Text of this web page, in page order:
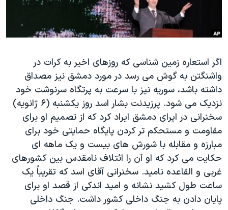
فرهنگ و زندگی
حقوق شهروندی
علم و فناوری
اسرائیل در جنگ
گالری عکس
آرشیو پخش زنده
مستندها
انتخابات ریاست جمهوری آمریکا ۲۰۲۴
رمز مهسا
ورزش زنان در ایران
اعتراضات زن، زندگی، آزادی
مجموعه مستندهای دادخواهی
تریبونال مردمی آبان ۹۸
دادگاه حمید نوری
چهل سال گروگان‌گیری
قانون شفافیت دارائی کادر رهبری ایران
دنبال کنید
زبانهای مختلف
اگر استعاره زمین شناسی که روزهای اخیر به کرات در
واشنگتن به گوش می رسد در مورد دمشق نیز مصداق
داشته باشد، سوریه نیز با سرعت به پرتگاه سرنوشت خود
نزدیک می شود. پرزیدنت بشار اسد روز یکشنبه (۶ ژانویه)
سخنرانی در اپرای دمشق ایراد کرد که از تصمیم او برای
مقاومت و مستحکم تر کردن پایگاه حمایتی خود برای
مبارزه و مقابله با شورش های بیست و یک ماهه ای
حکایت می کرد که او آن را ائتلاف نامقدس بین کشورهای
غربی و القاعده نامید. سخنرانی آقای اسد که تقریباً یک
ساعت طول کشید نشانه و امید اندکی از قصد او برای
پایان دادن به جنگ داخلی کشور داشت. جنگ داخلی